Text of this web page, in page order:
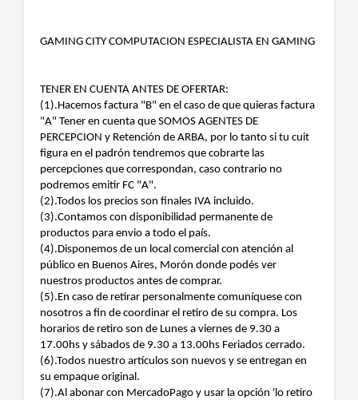
GAMING CITY COMPUTACION ESPECIALISTA EN GAMING
TENER EN CUENTA ANTES DE OFERTAR:
(1).Hacemos factura "B" en el caso de que quieras factura
"A" Tener en cuenta que SOMOS AGENTES DE
PERCEPCION y Retención de ARBA, por lo tanto si tu cuit
figura en el padrón tendremos que cobrarte las
percepciones que correspondan, caso contrario no
podremos emitir FC "A".
(2).Todos los precios son finales IVA incluido.
(3).Contamos con disponibilidad permanente de
productos para envio a todo el país.
(4).Disponemos de un local comercial con atención al
público en Buenos Aires, Morón donde podés ver
nuestros productos antes de comprar.
(5).En caso de retirar personalmente comuníquese con
nosotros a fin de coordinar el retiro de su compra. Los
horarios de retiro son de Lunes a viernes de 9.30 a
17.00hs y sábados de 9.30 a 13.00hs Feriados cerrado.
(6).Todos nuestro artículos son nuevos y se entregan en
su empaque original.
(7).Al abonar con MercadoPago y usar la opción 'lo retiro